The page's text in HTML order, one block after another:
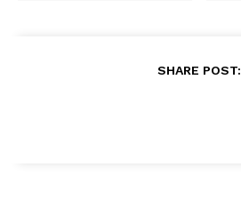
SHARE POST: